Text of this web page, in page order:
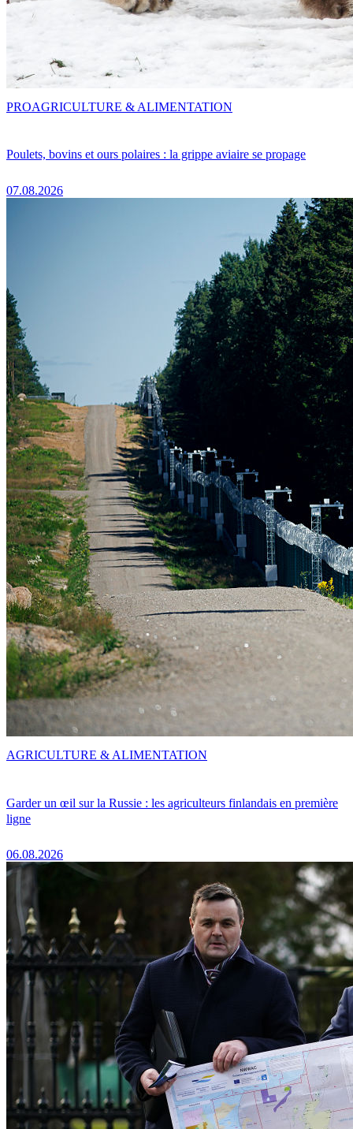
Poulets, bovins et ours polaires : la grippe aviaire se propage
07.08.2026
PROAGRICULTURE & ALIMENTATION
Garder un œil sur la Russie : les agriculteurs finlandais en première
ligne
06.08.2026
AGRICULTURE & ALIMENTATION